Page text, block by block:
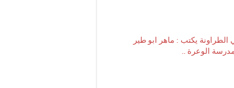
الطراونة يكتب : ماهر ابو طير
الوعرة ..